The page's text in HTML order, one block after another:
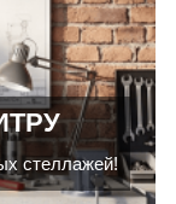
стеллажей!